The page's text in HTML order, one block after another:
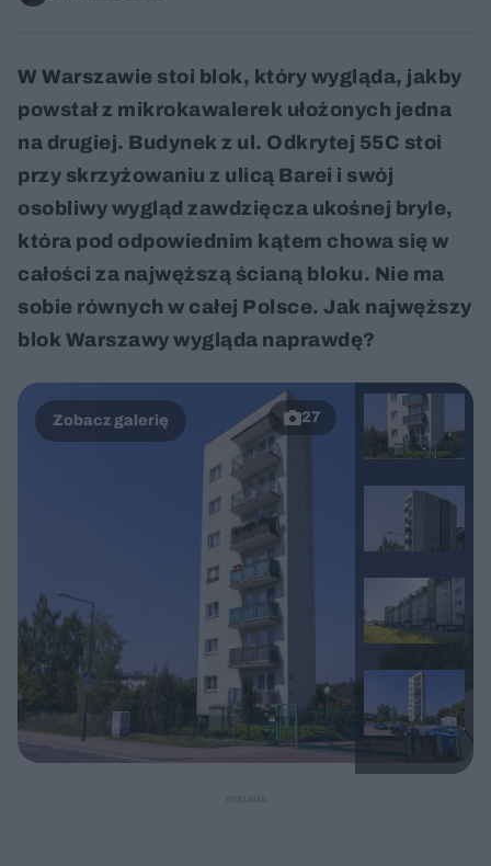
W Warszawie stoi blok, który wygląda, jakby
powstał z mikrokawalerek ułożonych jedna
na drugiej. Budynek z ul. Odkrytej 55C stoi
przy skrzyżowaniu z ulicą Barei i swój
osobliwy wygląd zawdzięcza ukośnej bryle,
która pod odpowiednim kątem chowa się w
całości za najwęższą ścianą bloku. Nie ma
sobie równych w całej Polsce. Jak najwęższy
blok Warszawy wygląda naprawdę?
27